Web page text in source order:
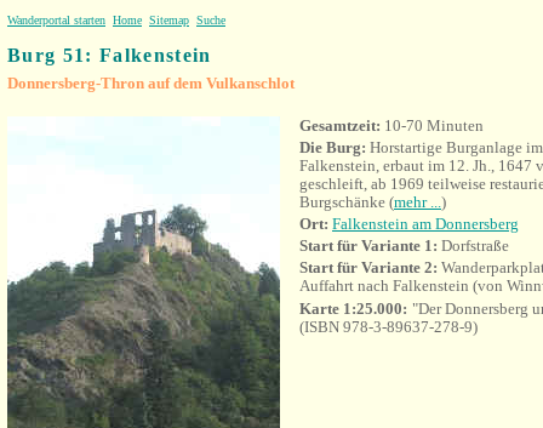
Wanderportal starten Home Sitemap Suche
Burg 51: Falkenstein
Donnersberg-Thron auf dem Vulkanschlot
Gesamtzeit: 10-70 Minuten
Die Burg: Horstartige Burganlage
Falkenstein, erbaut im 12. Jh., 1647
geschleift, ab 1969 teilweise
Burgschänke (mehr ...)
Ort: Falkenstein am Donnersberg
Start für Variante 1: Dorfstraße
Start für Variante 2: Wanderp
Auffahrt nach Falkenstein (von
Karte 1:25.000: "Der Donnersberg
(ISBN 978-3-89637-278-9)